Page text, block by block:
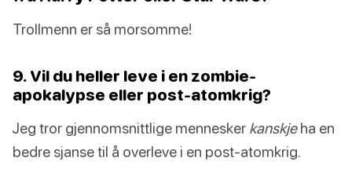
Trollmenn er så morsomme!
9. Vil du heller leve i en zombie-
apokalypse eller post-atomkrig?
Jeg tror gjennomsnittlige mennesker kanskjeha en
bedre sjanse til å overleve i en post-atomkrig.